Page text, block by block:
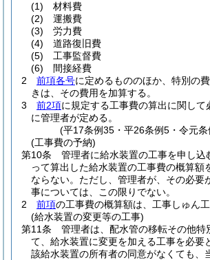
(1)
材料費
(2)
運搬費
(3)
労力費
(4)
道路復旧費
(5)
工事監督費
(6)
間接経費
2
前項各号に定めるもののほか、特別の
きは、その費用を加算する。
3
前2項に規定する工事費の算出に関して
に管理者が定める。
(平17条例35・平26条例5・令元
(工事費の予納)
第10条
管理者に給水装置の工事を申し込
って算出した給水装置の工事費の概算額
ならない。 ただし、管理者が、その必要
事については、この限りでない。
2
前項の工事費の概算額は、工事しゅん工
(給水装置の変更等の工事)
第11条
管理者は、配水管の移転その他特
て、給水装置に変更を加える工事を必要
該給水装置の所有者の同意がなくても、